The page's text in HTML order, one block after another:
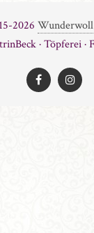
2026 Wunderwoll
· Töpferei ·